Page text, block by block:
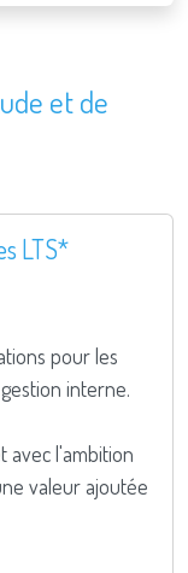
et de
LTS*
pour les
interne.
avec l'ambition
valeur ajoutée